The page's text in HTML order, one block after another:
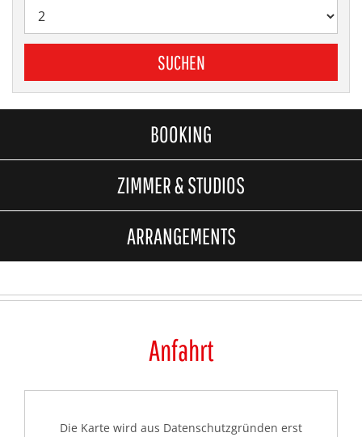
SUCHEN
BOOKING
ZIMMER & STUDIOS
ARRANGEMENTS
Anfahrt
Die Karte wird aus Datenschutzgründen erst